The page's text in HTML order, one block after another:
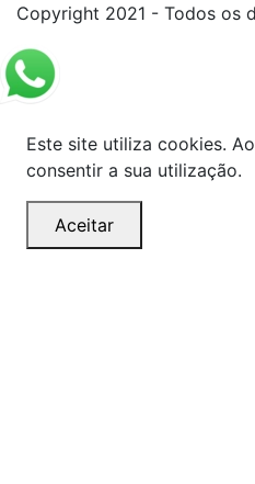
Copyright 2021 - Todos os
Este site utiliza cookies.
consentir a sua utilização.
Aceitar